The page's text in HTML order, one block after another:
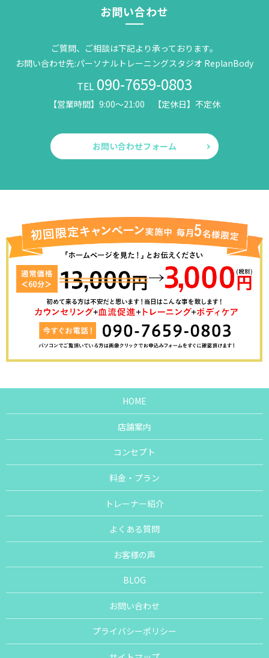
お問い合わせ
ご質問、ご相談は下記より承っております。
お問い合わせ先:パーソナルトレーニングスタジオ ReplanBody
TEL 090-7659-0803
【営業時間】9:00～21:00 【定休日】不定休
お問い合わせフォーム
HOME
店舗案内
コンセプト
料金・プラン
トレーナー紹介
よくある質問
お客様の声
BLOG
お問い合わせ
プライバシーポリシー